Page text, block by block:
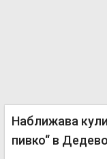
Наближава
пивко“ в Дедево